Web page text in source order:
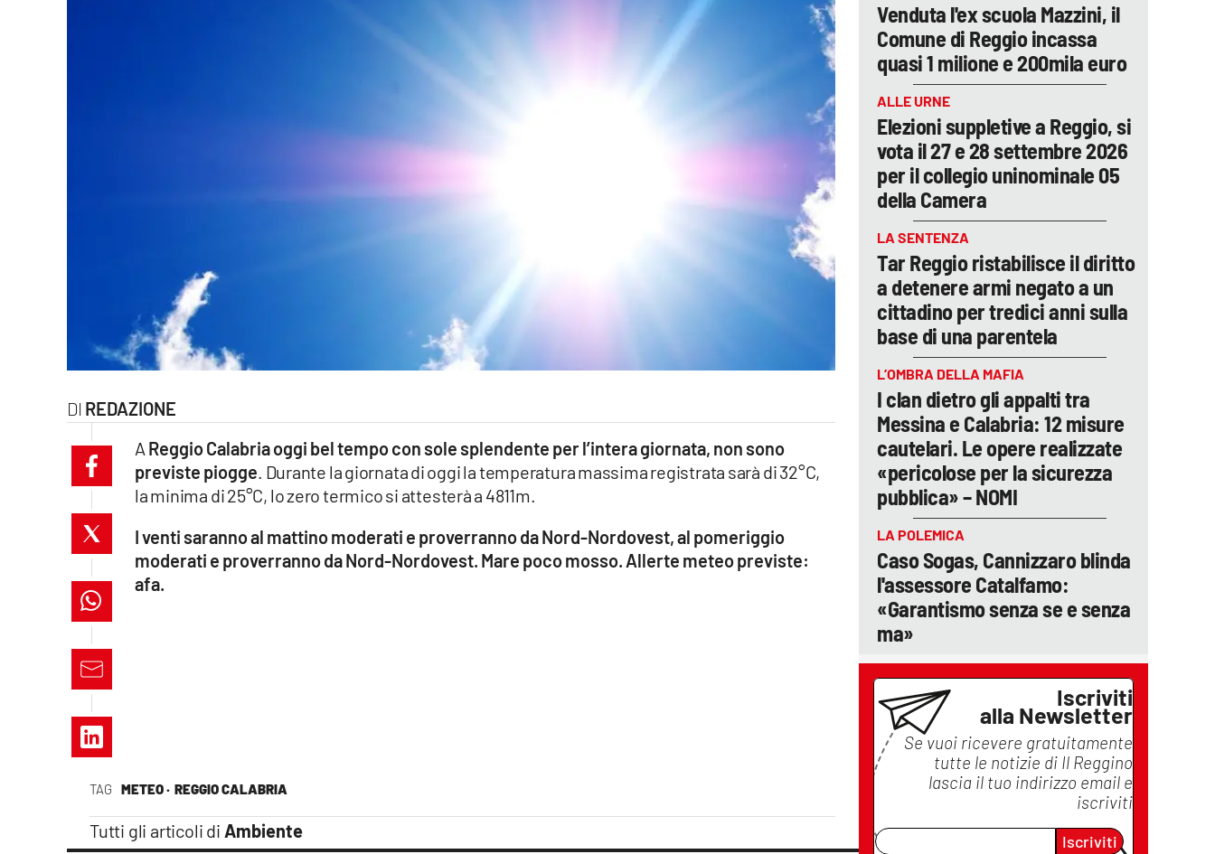
cosenzachannel.it
catanzarochannel.it
lacapitalenews.it
REDAZIONE
TAG METEO · REGGIO CALABRIA
Tutti gli articoli di Ambiente
A Reggio Calabria oggi bel tempo con sole splendente per l’intera giornata, non sono
previste piogge. Durante la giornata di oggi la temperatura massima registrata sarà di 32°C,
la minima di 25°C, lo zero termico si attesterà a 4811m.
I venti saranno al mattino moderati e proverranno da Nord-Nordovest, al pomeriggio
moderati e proverranno da Nord-Nordovest. Mare poco mosso. Allerte meteo previste:
afa.
Venduta l'ex scuola Mazzini, il
Comune di Reggio incassa
quasi 1 milione e 200mila euro
ALLE URNE
Elezioni suppletive a Reggio, si
vota il 27 e 28 settembre 2026
per il collegio uninominale 05
della Camera
LA SENTENZA
Tar Reggio ristabilisce il diritto
a detenere armi negato a un
cittadino per tredici anni sulla
base di una parentela
L’OMBRA DELLA MAFIA
I clan dietro gli appalti tra
Messina e Calabria: 12 misure
cautelari. Le opere realizzate
«pericolose per la sicurezza
pubblica» – NOMI
LA POLEMICA
Caso Sogas, Cannizzaro blinda
l'assessore Catalfamo:
«Garantismo senza se e senza
ma»
Iscriviti
alla Newsletter
Se vuoi ricevere gratuitamente
tutte le notizie di Il Reggino
lascia il tuo indirizzo email e
iscriviti
Iscriviti